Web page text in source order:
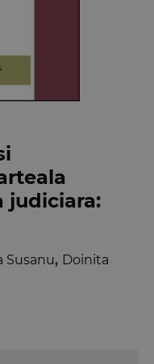
judiciara:
Susanu, Doinita